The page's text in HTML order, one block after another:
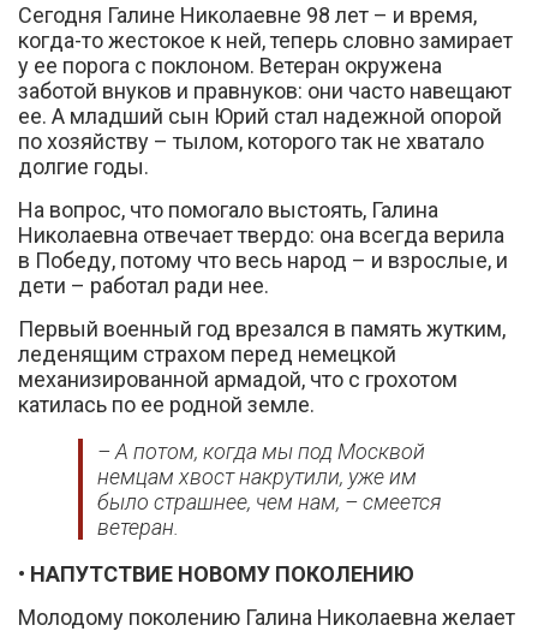
Сегодня Галине Николаевне 98 лет – и время,
когда-то жестокое к ней, теперь словно замирает
у ее порога с поклоном. Ветеран окружена
заботой внуков и правнуков: они часто навещают
ее. А младший сын Юрий стал надежной опорой
по хозяйству – тылом, которого так не хватало
долгие годы.
На вопрос, что помогало выстоять, Галина
Николаевна отвечает твердо: она всегда верила
в Победу, потому что весь народ – и взрослые, и
дети – работал ради нее.
Первый военный год врезался в память жутким,
леденящим страхом перед немецкой
механизированной армадой, что с грохотом
катилась по ее родной земле.
– А потом, когда мы под Москвой
немцам хвост накрутили, уже им
было страшнее, чем нам, – смеется
ветеран.
• НАПУТСТВИЕ НОВОМУ ПОКОЛЕНИЮ
Молодому поколению Галина Николаевна желает